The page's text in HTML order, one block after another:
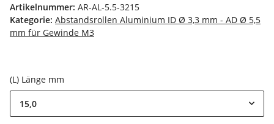
Artikelnummer: AR-AL-5.5-3215
Kategorie: Abstandsrollen Aluminium ID Ø 3,3 mm - AD Ø 5,5
mm für Gewinde M3
(L) Länge mm
15,0